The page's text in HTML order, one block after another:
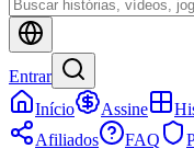
Entrar
Início
Assine
Afiliados
FAQ